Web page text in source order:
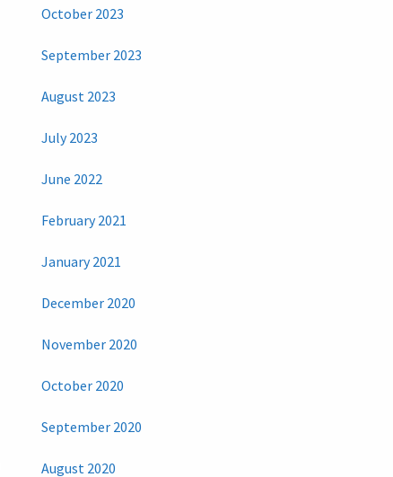
October 2023
September 2023
August 2023
July 2023
June 2022
February 2021
January 2021
December 2020
November 2020
October 2020
September 2020
August 2020